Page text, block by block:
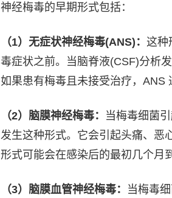
神经梅毒的早期形式包括：
（1）无症状神经梅毒(ANS)： 这种
毒症状之前。当脑脊液(CSF)分析
如果患有梅毒且未接受治疗，ANS
（2）脑膜神经梅毒： 当梅毒细菌
发生这种形式。它会引起头痛、恶
形式可能会在感染后的最初几个月
（3）脑膜血管神经梅毒： 当梅毒